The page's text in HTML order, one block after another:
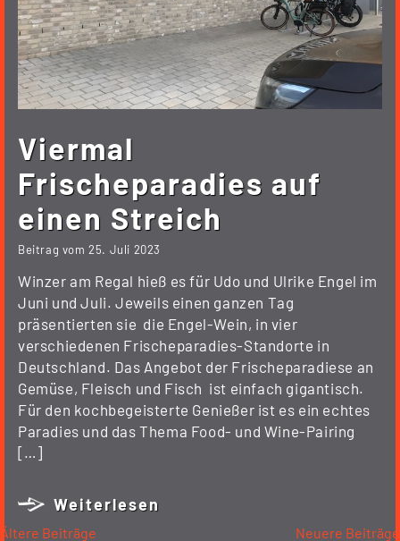
Viermal
Frischeparadies auf
einen Streich
Beitrag vom25. Juli 2023
Winzer am Regal hieß es für Udo und Ulrike Engel im
Juni und Juli. Jeweils einen ganzen Tag
präsentierten sie die Engel-Wein, in vier
verschiedenen Frischeparadies-Standorte in
Deutschland. Das Angebot der Frischeparadiese an
Gemüse, Fleisch und Fisch ist einfach gigantisch.
Für den kochbegeisterte Genießer ist es ein echtes
Paradies und das Thema Food- und Wine-Pairing
[…]
Weiterlesen
Beitragsnavigation
Ältere Beiträge Neuere Beiträge